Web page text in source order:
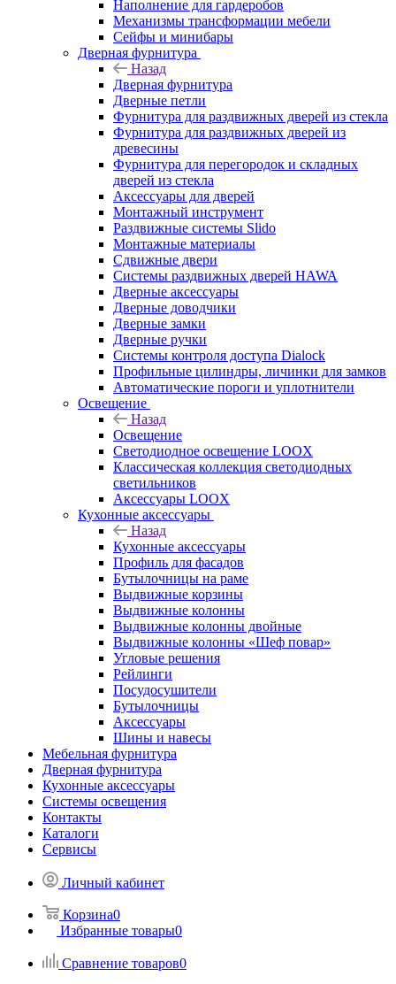
Наполнение для гардеробов
Механизмы трансформации мебели
Сейфы и минибары
Дверная фурнитура
Назад
Дверная фурнитура
Дверные петли
Фурнитура для раздвижных дверей из стекла
Фурнитура для раздвижных дверей из
древесины
Фурнитура для перегородок и складных
дверей из стекла
Аксессуары для дверей
Монтажный инструмент
Раздвижные системы Slido
Монтажные материалы
Сдвижные двери
Системы раздвижных дверей HAWA
Дверные аксессуары
Дверные доводчики
Дверные замки
Дверные ручки
Системы контроля доступа Dialock
Профильные цилиндры, личинки для замков
Автоматические пороги и уплотнители
Освещение
Назад
Освещение
Светодиодное освещение LOOX
Классическая коллекция светодиодных
светильников
Аксессуары LOOX
Кухонные аксессуары
Назад
Кухонные аксессуары
Профиль для фасадов
Бутылочницы на раме
Выдвижные корзины
Выдвижные колонны
Выдвижные колонны двойные
Bыдвижные колонны «Шеф повар»
Угловые решения
Рейлинги
Посудосушители
Бутылочницы
Аксессуары
Шины и навесы
Мебельная фурнитура
Дверная фурнитура
Кухонные аксессуары
Системы освещения
Контакты
Каталоги
Сервисы
Личный кабинет
Корзина0
Избранные товары0
Сравнение товаров0